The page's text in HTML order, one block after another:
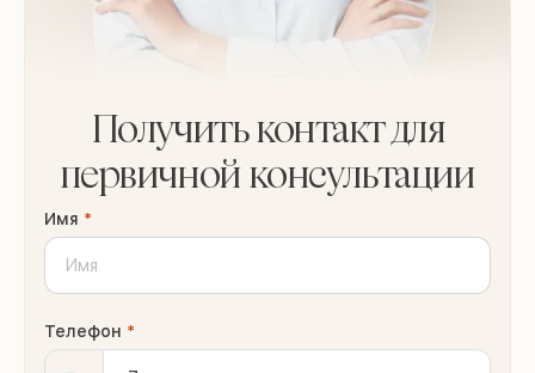
Получить контакт для
первичной консультации
Имя *
Телефон *